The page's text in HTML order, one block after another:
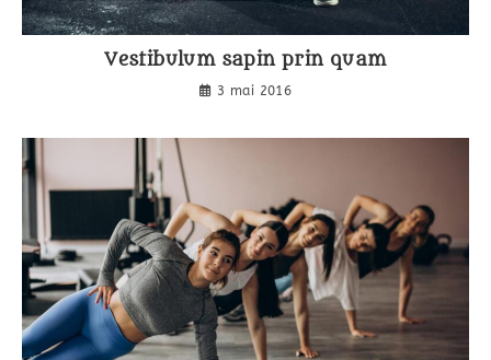
Vestibulum sapin prin quam
3 mai 2016